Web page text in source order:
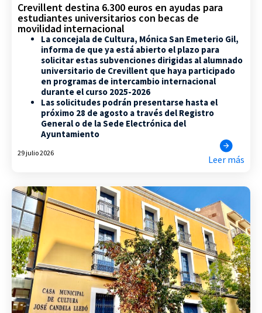
Crevillent destina 6.300 euros en ayudas para
estudiantes universitarios con becas de
movilidad internacional
La concejala de Cultura, Mónica San Emeterio Gil,
informa de que ya está abierto el plazo para
solicitar estas subvenciones dirigidas al alumnado
universitario de Crevillent que haya participado
en programas de intercambio internacional
durante el curso 2025-2026
Las solicitudes podrán presentarse hasta el
próximo 28 de agosto a través del Registro
General o de la Sede Electrónica del
Ayuntamiento
29 julio 2026
Leer más